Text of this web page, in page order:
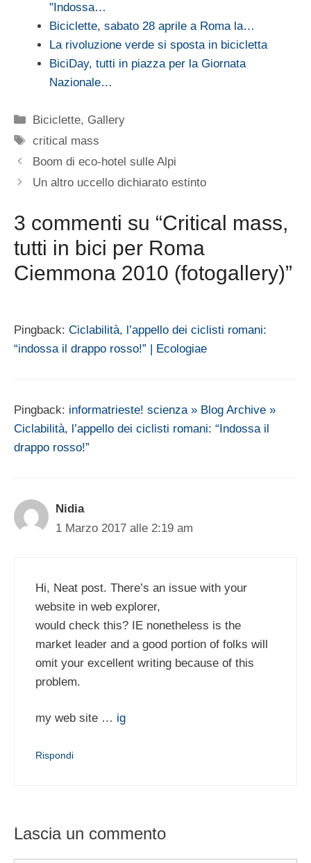
"Indossa…
Biciclette, sabato 28 aprile a Roma la…
La rivoluzione verde si sposta in bicicletta
BiciDay, tutti in piazza per la Giornata
Nazionale…
Categorie
Biciclette, Gallery
Tag
critical mass
Boom di eco-hotel sulle Alpi
Un altro uccello dichiarato estinto
3 commenti su “Critical mass,
tutti in bici per Roma
Ciemmona 2010 (fotogallery)”
Pingback: Ciclabilità, l’appello dei ciclisti romani:
“indossa il drappo rosso!” | Ecologiae
Pingback: informatrieste! scienza » Blog Archive »
Ciclabilità, l’appello dei ciclisti romani: “Indossa il
drappo rosso!”
Nidia
1 Marzo 2017 alle 2:19 am
Hi, Neat post. There’s an issue with your
website in web explorer,
would check this? IE nonetheless is the
market leader and a good portion of folks will
omit your excellent writing because of this
problem.
my web site … ig
Rispondi
Lascia un commento